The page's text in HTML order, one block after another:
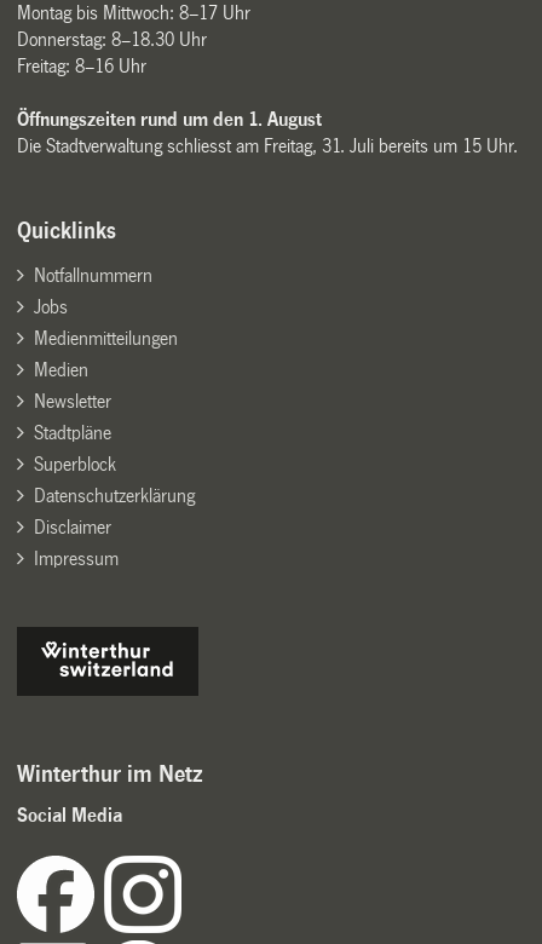
Montag bis Mittwoch: 8–17 Uhr
Donnerstag: 8–18.30 Uhr
Freitag: 8–16 Uhr
Öffnungszeiten rund um den 1. August
Die Stadtverwaltung schliesst am Freitag, 31. Juli bereits um 15 Uhr.
Quicklinks
Notfallnummern
Jobs
Medienmitteilungen
Medien
Newsletter
Stadtpläne
Superblock
Datenschutzerklärung
Disclaimer
Impressum
Winterthur im Netz
Social Media